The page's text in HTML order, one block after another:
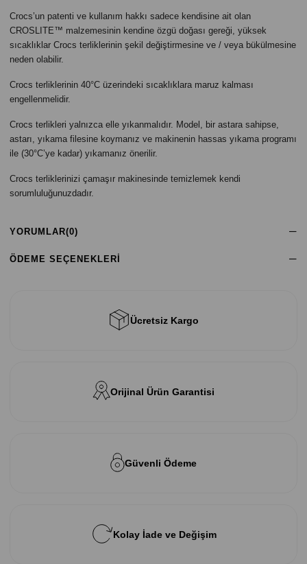
Crocs’un patenti ve kullanım hakkı sadece kendisine ait olan
CROSLITE™ malzemesinin kendine özgü doğası gereği, yüksek
sıcaklıklar Crocs terliklerinin şekil değiştirmesine ve / veya bükülmesine
neden olabilir.
Crocs terliklerinin 40°C üzerindeki sıcaklıklara maruz kalması
engellenmelidir.
Crocs terlikleri yalnızca elle yıkanmalıdır. Model, bir astara sahipse,
astarı, yıkama filesine koymanız ve makinenin hassas yıkama programı
ile (30°C’ye kadar) yıkamanız önerilir.
Crocs terliklerinizi çamaşır makinesinde temizlemek kendi
sorumluluğunuzdadır.
YORUMLAR(0)
ÖDEME SEÇENEKLERI
Ücretsiz Kargo
Orijinal Ürün Garantisi
Güvenli Ödeme
Kolay İade ve Değişim